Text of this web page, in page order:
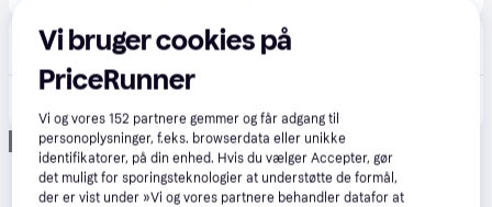
CS MEGASTORE 4.5 (1861)
39 kr. fragt
Eller 3 betalinger af 75 kr.
Annonce
Vi bruger cookies på
PriceRunner
Vi og vores152 partnere gemmer og får adgang til
personoplysninger, f.eks. browserdata eller unikke
identifikatorer, på din enhed. Hvis du vælger Accepter, gør
det muligt for sporingsteknologier at understøtte de formål,
der er vist under »Vi og vores partnere behandler datafor at